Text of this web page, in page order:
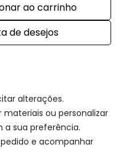
ao carrinho
de desejos
alterações.
materiais ou personalizar
a sua preferência.
e acompanhar